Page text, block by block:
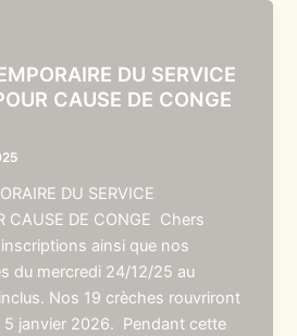
DU SERVICE
CAUSE DE CONGE
DU SERVICE
CAUSE DE CONGE Chers
ainsi que nos
du mercredi 24/12/25 au
Nos 19 crèches rouvriront
5 janvier 2026. Pendant cette